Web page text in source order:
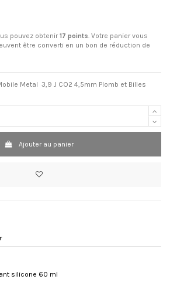
pouvez obtenir 17 points. Votre panier vous
être converti en un bon de réduction de
Metal 3,9 J CO2 4,5mm Plomb et Billes
Ajouter au panier
silicone 60 ml